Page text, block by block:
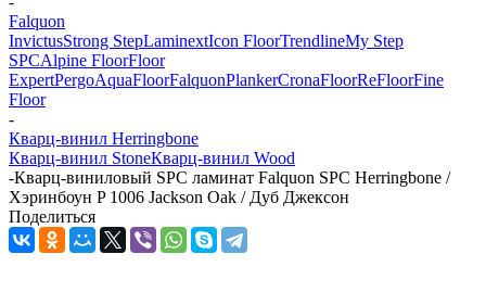
Falquon
InvictusStrong StepLaminextIcon FloorTrendlineMy Step
SPCAlpine FloorFloor
ExpertPergoAquaFloorFalquonPlankerCronaFloorReFloorFine
Floor
-
Кварц-винил Herringbone
Кварц-винил StoneКварц-винил Wood
-Кварц-виниловый SPC ламинат Falquon SPC Herringbone /
Хэринбоун P 1006 Jackson Oak / Дуб Джексон
Поделиться